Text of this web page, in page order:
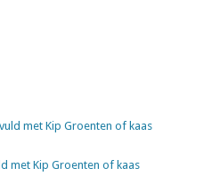
met Kip Groenten of kaas
met Kip Groenten of kaas